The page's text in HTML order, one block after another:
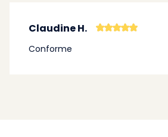
Claudine H.
Conforme